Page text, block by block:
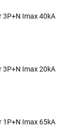
3P+N Imax 40kA
3P+N Imax 20kA
1P+N Imax 65kA